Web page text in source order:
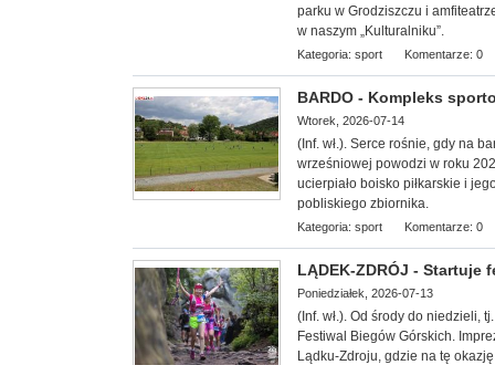
parku w Grodziszczu i
w naszym „Kulturalniku”.
Kategoria: sport Komentarze: 0
BARDO - Kompleks
Wtorek, 2026-07-14
(Inf. wł.). Serce rośnie, gdy na
wrześniowej powodzi w roku
ucierpiało boisko piłkarskie i
pobliskiego zbiornika.
Kategoria: sport Komentarze: 0
LĄDEK-ZDRÓJ - Startuje
Poniedziałek, 2026-07-13
(Inf. wł.). Od środy do niedzieli,
Festiwal Biegów Górskich.
Lądku-Zdroju, gdzie na tę